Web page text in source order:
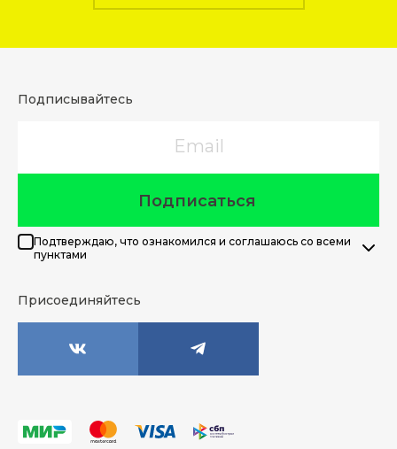
Подписывайтесь
Подписаться
Подтверждаю, что ознакомился и соглашаюсь со всеми
пунктами
Присоединяйтесь